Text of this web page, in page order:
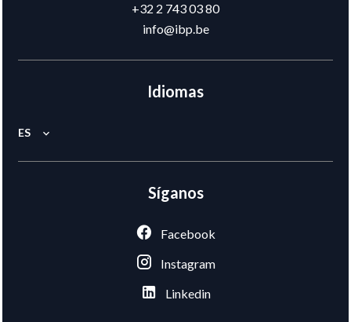
+32 2 743 03 80
info@ibp.be
Idiomas
ES
Síganos
Facebook
Instagram
Linkedin